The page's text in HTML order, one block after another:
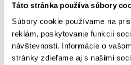
Táto stránka používa súbory
Súbory cookie používame na
reklám, poskytovanie funkcií
návštevnosti. Informácie o
stránky zdieľame aj s našimi
vetve sú zas
Na nich si dal Červenák
spôsobené aj tým, že
vlastnými filmovými